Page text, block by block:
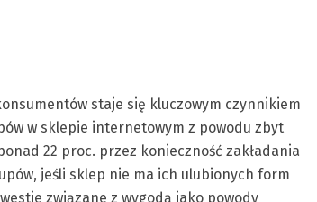
staje się kluczowym czynnikiem
w sklepie internetowym z powodu zbyt
22 proc. przez konieczność zakładania
jeśli sklep nie ma ich ulubionych form
związane z wygodą jako powody